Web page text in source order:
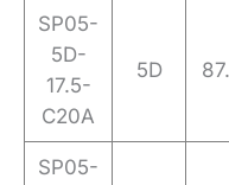
SP05-
5D-
17.5-
C20A
5D
SP05-